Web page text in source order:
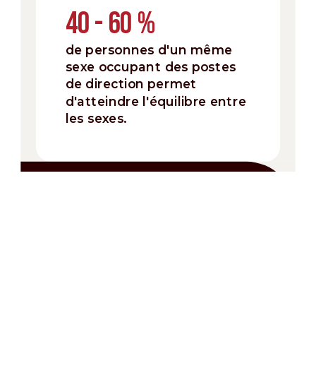
40 - 60 %
de personnes d'un même
sexe occupant des postes
de direction permet
d'atteindre l'équilibre entre
les sexes.